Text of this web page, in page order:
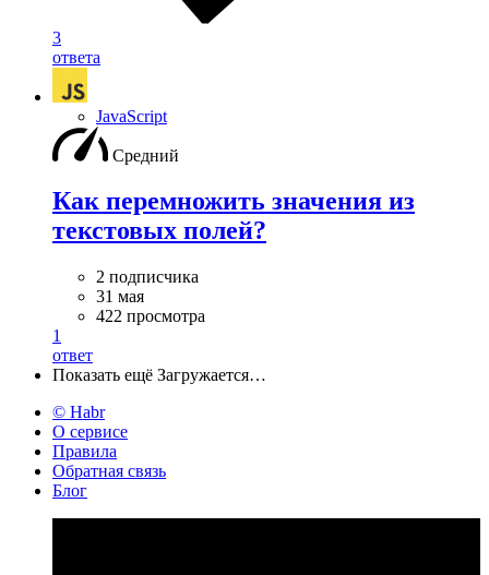
3
ответа
JavaScript
Средний
Как перемножить значения из
текстовых полей?
2 подписчика
31 мая
422 просмотра
1
ответ
Показать ещё Загружается…
© Habr
О сервисе
Правила
Обратная связь
Блог